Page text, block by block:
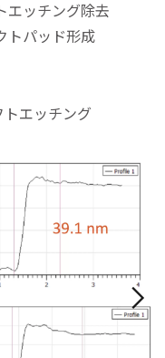
エッチング除去
トパッド形成
エッチング